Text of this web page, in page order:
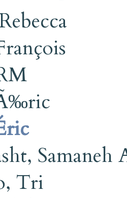
Samaneh
Tri